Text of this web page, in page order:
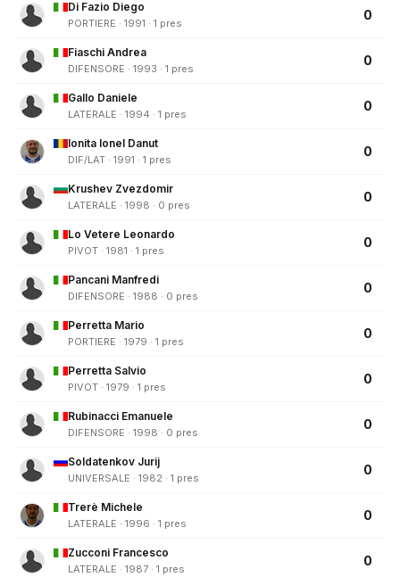
Di Fazio Diego
PORTIERE · 1991 · 1 pres
0
Fiaschi Andrea
DIFENSORE · 1993 · 1 pres
0
Gallo Daniele
LATERALE · 1994 · 1 pres
0
Ionita Ionel Danut
DIF/LAT · 1991 · 1 pres
0
Krushev Zvezdomir
LATERALE · 1998 · 0 pres
0
Lo Vetere Leonardo
PIVOT · 1981 · 1 pres
0
Pancani Manfredi
DIFENSORE · 1988 · 0 pres
0
Perretta Mario
PORTIERE · 1979 · 1 pres
0
Perretta Salvio
PIVOT · 1979 · 1 pres
0
Rubinacci Emanuele
DIFENSORE · 1998 · 0 pres
0
Soldatenkov Jurij
UNIVERSALE · 1982 · 1 pres
0
Trerè Michele
LATERALE · 1996 · 1 pres
0
Zucconi Francesco
LATERALE · 1987 · 1 pres
0